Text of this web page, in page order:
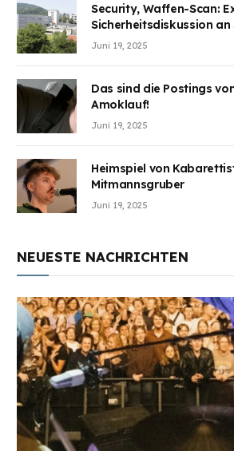
Security, Waffen-Scan:
Sicherheitsdiskussion an
Juni 19, 2025
Das sind die Postings
Amoklauf!
Juni 19, 2025
Heimspiel von
Mitmannsgruber
Juni 19, 2025
NEUESTE NACHRICHTEN